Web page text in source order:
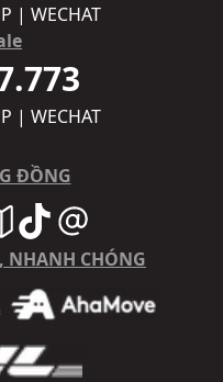
| WECHAT
| WECHAT
ĐỒNG
NHANH CHÓNG